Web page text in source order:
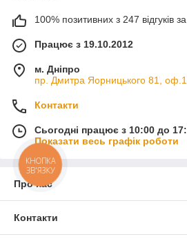
100% позитивних з 247 відгуків за
Працює з 19.10.2012
м. Дніпро
пр. Дмитра Яорницького 81,
Контакти
Сьогодні працює з 10:00 до
Показати весь графік роботи
Про нас
Контакти
КНОПКА
ЗВ'ЯЗКУ